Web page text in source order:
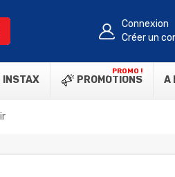
Connexion
Créer un
INSTAX PROMOTIONS
PROMO !
A